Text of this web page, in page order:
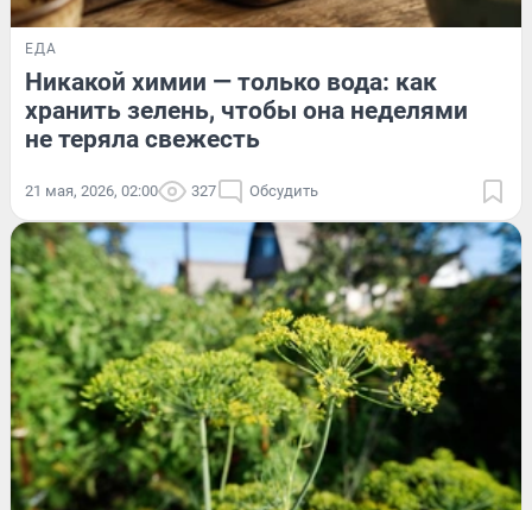
ЕДА
Никакой химии — только вода: как
хранить зелень, чтобы она неделями
не теряла свежесть
21 мая, 2026, 02:00 327 Обсудить